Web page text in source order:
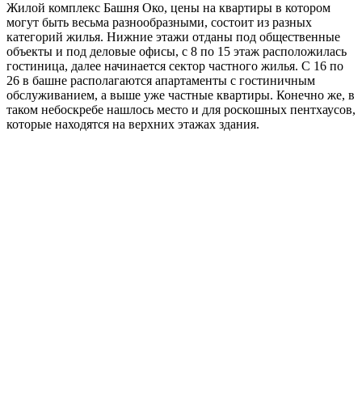
Жилой комплекс Башня Око, цены на квартиры в котором
могут быть весьма разнообразными, состоит из разных
категорий жилья. Нижние этажи отданы под общественные
объекты и под деловые офисы, с 8 по 15 этаж расположилась
гостиница, далее начинается сектор частного жилья. С 16 по
26 в башне располагаются апартаменты с гостиничным
обслуживанием, а выше уже частные квартиры. Конечно же, в
таком небоскребе нашлось место и для роскошных пентхаусов,
которые находятся на верхних этажах здания.